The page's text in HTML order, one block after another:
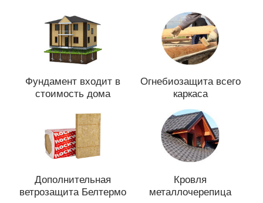
Фундамент входит в
стоимость дома
Огнебиозащита всего
каркаса
Дополнительная
ветрозащита Белтермо
Кровля
металлочерепица